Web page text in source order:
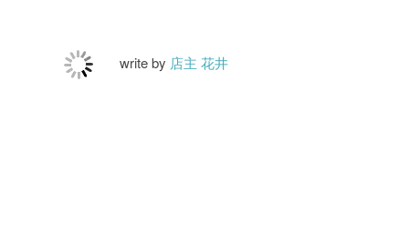
write by 店主 花井